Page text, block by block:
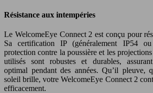
Résistance aux intempéries
Le WelcomeEye Connect 2 est conçu pour
Sa certification IP (généralement IP54
protection contre la poussière et les
utilisés sont robustes et durables,
optimal pendant des années. Qu’il pleuve,
soleil brille, votre WelcomeEye Connect 2
efficacement.